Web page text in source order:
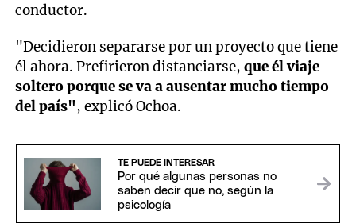
conductor.
"Decidieron separarse por un proyecto que tiene
él ahora. Prefirieron distanciarse, que él viaje
soltero porque se va a ausentar mucho tiempo
del país", explicó Ochoa.
TE PUEDE INTERESAR
Por qué algunas personas no
saben decir que no, según la
psicología